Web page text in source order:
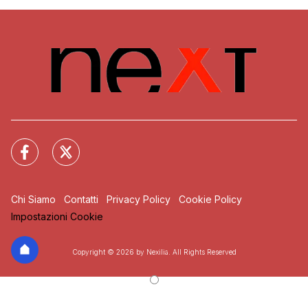
Chi Siamo Contatti Privacy Policy
Cookie Policy
Impostazioni Cookie
Copyright © 2026 by Nexilia. All Rights Reserved